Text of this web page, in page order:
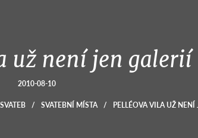
už není jen galerií
2010-08-10
/ SVATEBNÍ MÍSTA / PELLÉOVA VILA UŽ NENÍ